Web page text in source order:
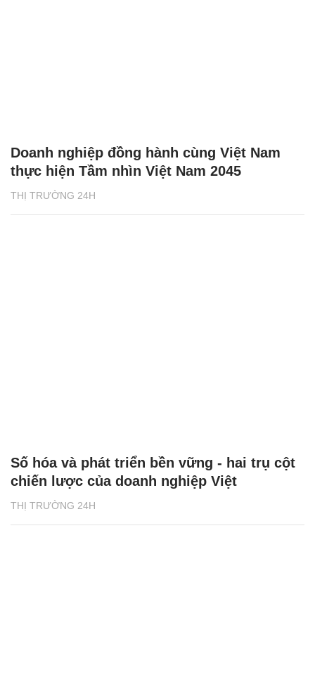
THỊ TRƯỜNG 24H
Doanh nghiệp đồng hành cùng Việt Nam
thực hiện Tầm nhìn Việt Nam 2045
THỊ TRƯỜNG 24H
Số hóa và phát triển bền vững - hai trụ cột
chiến lược của doanh nghiệp Việt